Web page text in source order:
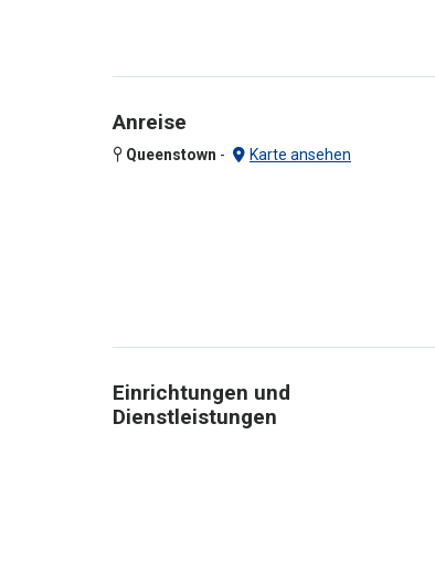
Anreise
Queenstown - Karte ansehen
Einrichtungen und
Dienstleistungen